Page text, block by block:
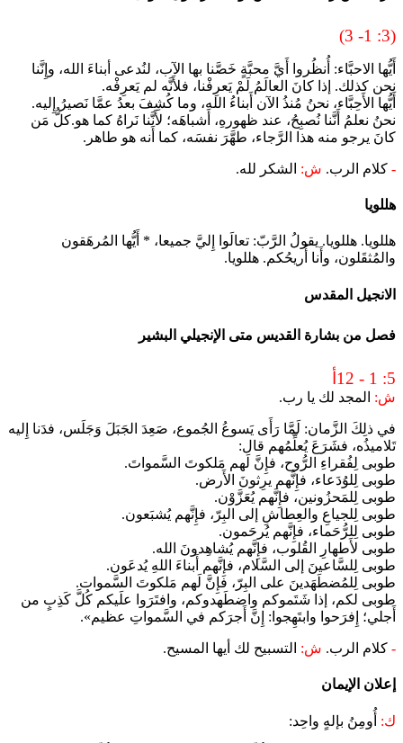
(3: 1- 3)
أَيُّها الاحبَّاء: أُنظُروا أَيَّ محبَّةٍ خَصَّنا بها الآب، لنُدعى أبناءَ الله، وإِنَّنا
نحن كذلك. إذا كانَ العالَمُ لَمْ يَعرِفْنا، فلأَنَّه لم يَعرِفْه.
أَيُّها الأَحِبَّاء، نحنُ مُنذُ الآن أَبناءُ الله، وما كُشِفَ بعدُ عمَّا نَصيرُ إِليه.
نحنُ نعلمُ أَنَّنا نُصبِحُ، عند ظهورهِ، أَشباهَه؛ لأَنَّنا نَراهُ كما هو.كلُّ مَن
كانَ يرجو منه هذا الرَّجاء، طهَّرَ نفسَه، كما أَنه هو طاهر.
- كلام الرب. ش: الشكر لله.
هللويا
هللويا. هللويا. يقولُ الرَّبّ: تعالَوا إِليَّ جميعا، * أَيُّها المُرهَقون
والمُثقَلون، وأَنا أُريحُكم. هللويا.
الانجيل المقدس
فصل من بشارة القديس متى الإنجيلي البشير
5: 1 - 12أ
ش: المجد لك يا رب.
في ذلِكَ الزَّمان: لَمَّا رَأَى يَسوعُ الجُموع، صَعِدَ الجَبَلَ وَجَلَس، فدَنا إِليه
تَلاميذُه، فشَرَعَ يُعلِّمُهم قال:
طوبى لِفُقراءِ الرُّوح، فإِنَّ لَهم مَلكوتَ السَّمواتَ.
طوبى لِلوُدَعاء، فإِنَّهم يرِثونَ الأَرض.
طوبى لِلمَحزُونين، فإِنَّهم يُعَزَّوْن.
طوبى لِلجياعِ والعِطاشِ إلى البِرّ، فإِنَّهم يُشبَعون.
طوبى لِلرُّحَماء، فإِنَّهم يُرحَمون.
طوبى لأَطهارِ القُلوب، فإِنَّهم يُشاهِدونَ الله.
طوبى لِلسَّاعينَ إلى السَّلام، فإِنَّهم أَبناءَ اللهِ يُدعَون.
طوبى لِلمُضطَهَدينَ على البِرّ، فإِنَّ لَهم مَلكوتَ السَّموات.
طوبى لكم، إذا شَتَموكم واضطَهدوكم، وافتَرَوا علَيكم كُلَّ كَذِبٍ من
أَجلي؛ إِفرَحوا وابتَهِجوا: إِنَّ أَجرَكم في السَّمواتِ عظيم».
- كلام الرب. ش: التسبيح لك أيها المسيح.
إعلان الإيمان
ك: أُومِنُ بإلهٍ واحِد: